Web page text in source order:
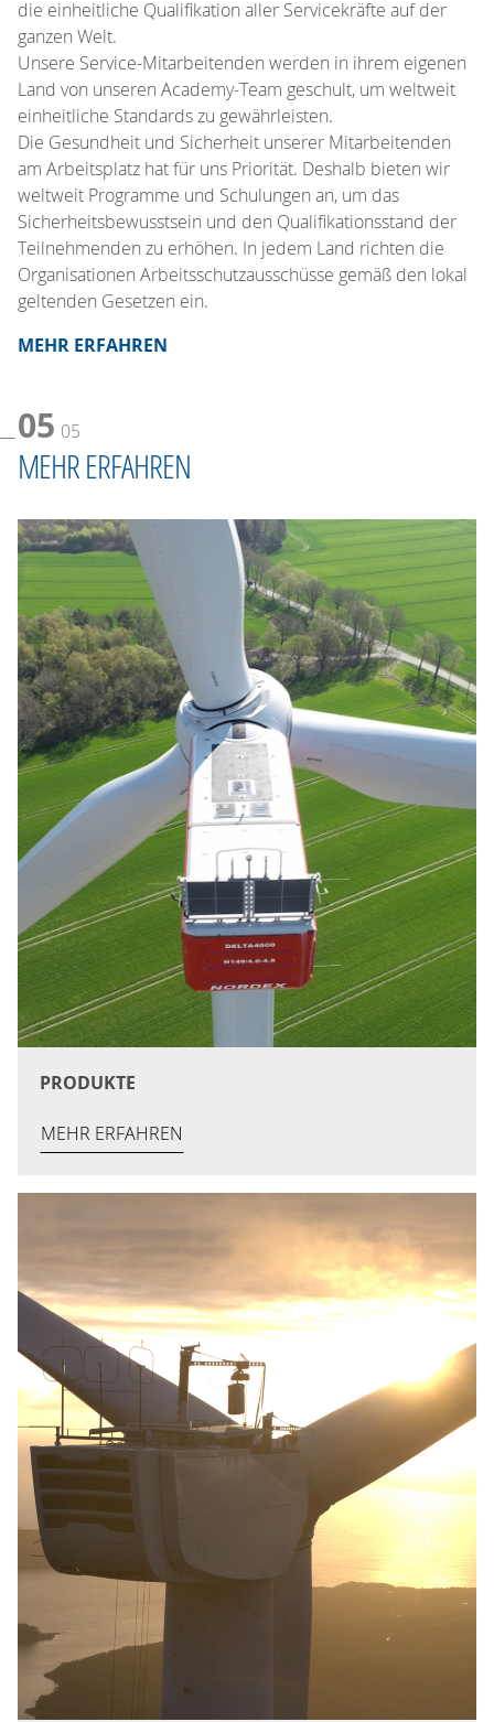
die einheitliche Qualifikation aller Servicekräfte auf der
ganzen Welt.
Unsere Service-Mitarbeitenden werden in ihrem eigenen
Land von unseren Academy-Team geschult, um weltweit
einheitliche Standards zu gewährleisten.
Die Gesundheit und Sicherheit unserer Mitarbeitenden
am Arbeitsplatz hat für uns Priorität. Deshalb bieten wir
weltweit Programme und Schulungen an, um das
Sicherheitsbewusstsein und den Qualifikationsstand der
Teilnehmenden zu erhöhen. In jedem Land richten die
Organisationen Arbeitsschutzausschüsse gemäß den lokal
geltenden Gesetzen ein.
MEHR ERFAHREN
05 05
MEHR ERFAHREN
PRODUKTE
MEHR ERFAHREN